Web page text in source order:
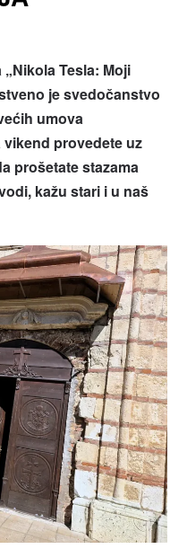
Tesla: Moji
je svedočanstvo
umova
provedete uz
prošetate stazama
kažu stari i u naš